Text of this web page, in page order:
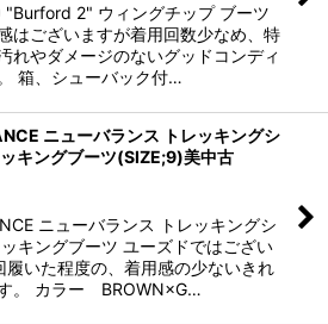
2" ウィングチップ ブーツ
はございますが着用回数少なめ、特
れやダメージのないグッドコンディ
箱、シューバック付…
ニューバランス トレッキングシ
キングブーツ(SIZE;9)美中古
ニューバランス トレッキングシ
キングブーツ ユーズドではござい
履いた程度の、着用感の少ないきれ
。 カラー BROWN×G…